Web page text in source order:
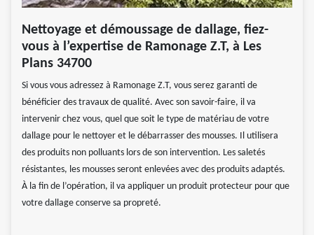
Nettoyage et démoussage de dallage, fiez-
vous à l’expertise de Ramonage Z.T, à Les
Plans 34700
Si vous vous adressez à Ramonage Z.T, vous serez garanti de
bénéficier des travaux de qualité. Avec son savoir-faire, il va
intervenir chez vous, quel que soit le type de matériau de votre
dallage pour le nettoyer et le débarrasser des mousses. Il utilisera
des produits non polluants lors de son intervention. Les saletés
résistantes, les mousses seront enlevées avec des produits adaptés.
À la fin de l’opération, il va appliquer un produit protecteur pour que
votre dallage conserve sa propreté.